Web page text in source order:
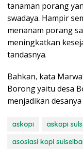
tanaman porang
swadaya. Hampir
menanam porang
meningkatkan
tandasnya.
Bahkan, kata
Borong yaitu desa
menjadikan
askopi askopi
asosiasi kopi